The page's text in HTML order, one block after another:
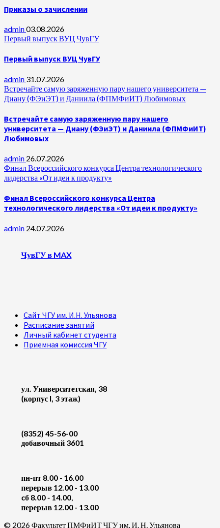
Приказы о зачислении
admin03.08.2026
Первый выпуск ВУЦ ЧувГУ
Первый выпуск ВУЦ ЧувГУ
admin 31.07.2026
Встречайте самую заряженную пару нашего университета —
Диану (ФЭиЭТ) и Даниила (ФПМФиИТ) Любимовых
Встречайте самую заряженную пару нашего
университета — Диану (ФЭиЭТ) и Даниила (ФПМФиИТ)
Любимовых
admin 26.07.2026
Финал Всероссийского конкурса Центра технологического
лидерства «От идеи к продукту»
Финал Всероссийского конкурса Центра
технологического лидерства «От идеи к продукту»
admin 24.07.2026
ЧувГУ в MAX
Сайт ЧГУ им. И.Н. Ульянова
Расписание занятий
Личный кабинет студента
Приемная комиссия ЧГУ
ул. Университетская, 38
(корпус I, 3 этаж)
(8352) 45-56-00
добавочный 3601
пн-пт 8.00 - 16.00
перерыв 12.00 - 13.00
cб 8.00 - 14.00,
перерыв 12.00 - 13.00
© 2026 Факультет ПМФиИТ ЧГУ им. И. Н. Ульянова